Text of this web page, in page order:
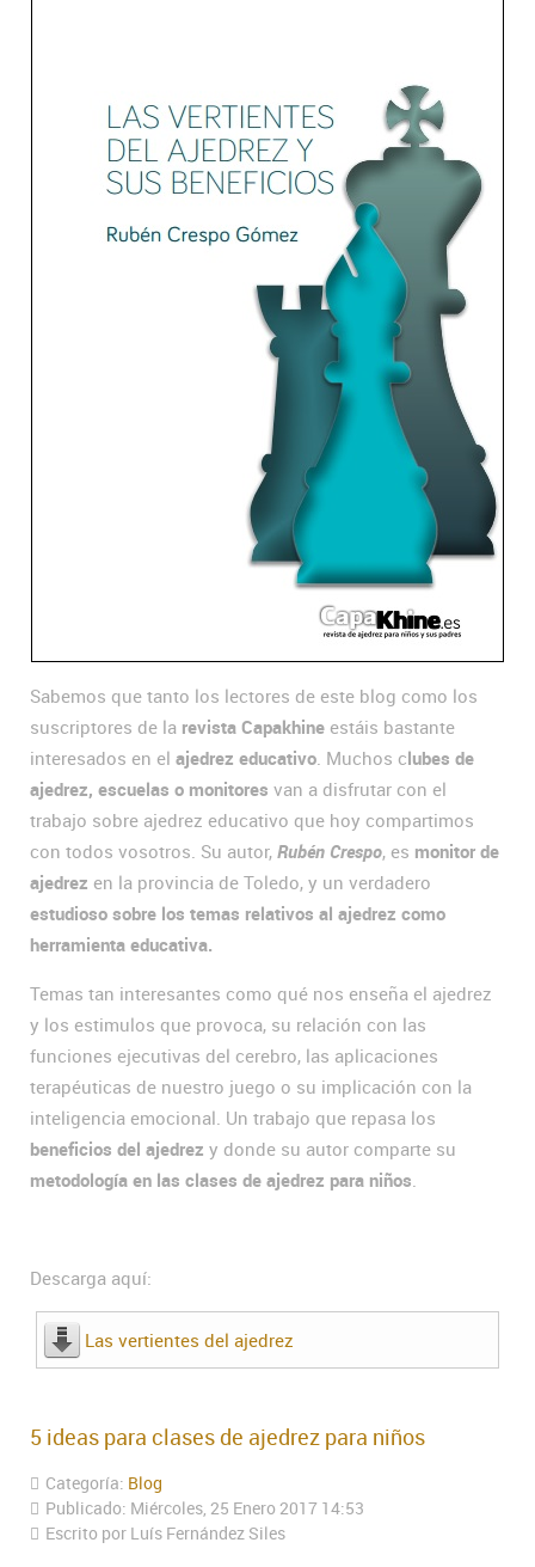
Sabemos que tanto los lectores de este blog como los
suscriptores de la revista Capakhine estáis bastante
interesados en el ajedrez educativo. Muchos clubes de
ajedrez, escuelas o monitores van a disfrutar con el
trabajo sobre ajedrez educativo que hoy compartimos
con todos vosotros. Su autor, Rubén Crespo, es monitor de
ajedrez en la provincia de Toledo, y un verdadero
estudioso sobre los temas relativos al ajedrez como
herramienta educativa.
Temas tan interesantes como qué nos enseña el ajedrez
y los estimulos que provoca, su relación con las
funciones ejecutivas del cerebro, las aplicaciones
terapéuticas de nuestro juego o su implicación con la
inteligencia emocional. Un trabajo que repasa los
beneficios del ajedrez y donde su autor comparte su
metodología en las clases de ajedrez para niños.
Descarga aquí:
Las vertientes del ajedrez
5 ideas para clases de ajedrez para niños
Categoría: Blog
Publicado: Miércoles, 25 Enero 2017 14:53
Escrito por Luís Fernández Siles